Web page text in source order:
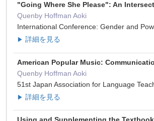
"Going Where She Please": An
Quenby Hoffman Aoki
International Conference: Gender and
▶ 詳細を見る
American Popular Music:
Quenby Hoffman Aoki
51st Japan Association for Language
▶ 詳細を見る